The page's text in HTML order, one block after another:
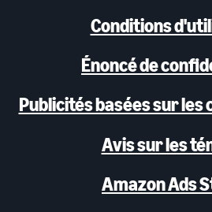
Conditions
Énoncé de
Publicités basées sur
Avis sur les
Amazon Ads